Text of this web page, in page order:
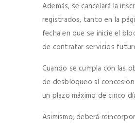
Además, se cancelará la
registrados, tanto en la
fecha en que se inicie el
de contratar servicios
Cuando se cumpla con las
de desbloqueo al
un plazo máximo de cinco
Asimismo, deberá